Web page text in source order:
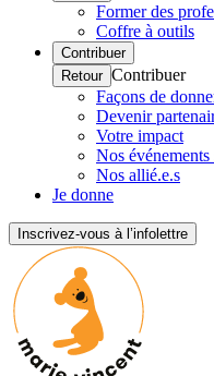
Former des
Coffre à outils
Contribuer
Retour Contribuer
Façons de
Devenir
Votre impact
Nos événements
Nos allié.e.s
Je donne
Inscrivez-vous à l’infolettre